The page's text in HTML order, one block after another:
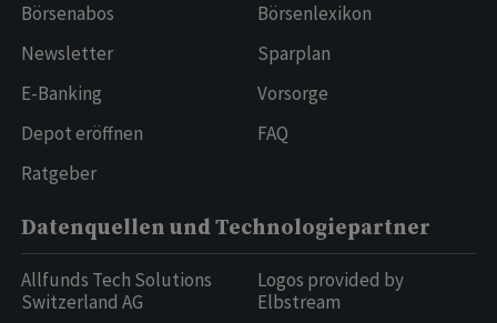
Börsenabos
Newsletter
E-Banking
Depot eröffnen
Ratgeber
Börsenlexikon
Sparplan
Vorsorge
FAQ
Datenquellen und Technologiepartner
Allfunds Tech Solutions
Switzerland AG
Logos provided by
Elbstream